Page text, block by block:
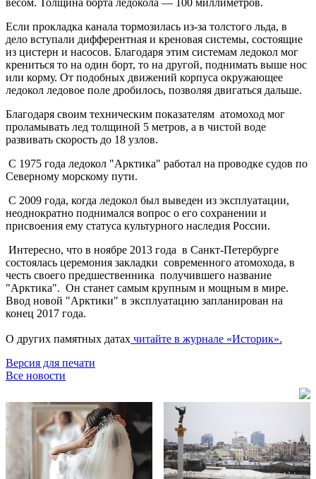
Если прокладка канала тормозилась из-за толстого льда, в
дело вступали дифферентная и креновая системы, состоящие
из цистерн и насосов. Благодаря этим системам ледокол мог
крениться то на один борт, то на другой, поднимать выше нос
или корму. От подобных движений корпуса окружающее
ледокол ледовое поле дробилось, позволяя двигаться дальше.
Благодаря своим техническим показателям атомоход мог
проламывать лед толщиной 5 метров, а в чистой воде
развивать скорость до 18 узлов.
С 1975 года ледокол "Арктика" работал на проводке судов по
Северному морскому пути.
С 2009 года, когда ледокол был выведен из эксплуатации,
неоднократно поднимался вопрос о его сохранении и
присвоения ему статуса культурного наследия России.
Интересно, что в ноябре 2013 года в Санкт-Петербурге
состоялась церемония закладки современного атомохода, в
честь своего предшественника получившего название
"Арктика". Он станет самым крупным и мощным в мире.
Ввод новой "Арктики" в эксплуатацию запланирован на
конец 2017 года.
О других памятных датах читайте в журнале «Историк».
Версия для печати
Все новости